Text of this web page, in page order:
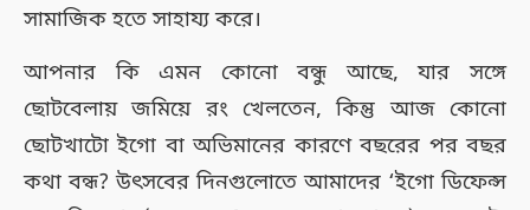
সামাজিক হতে সাহায্য করে।
আপনার কি এমন কোনো বন্ধু আছে, যার সঙ্গে
ছোটবেলায় জমিয়ে রং খেলতেন, কিন্তু আজ কোনো
ছোটখাটো ইগো বা অভিমানের কারণে বছরের পর বছর
কথা বন্ধ? উৎসবের দিনগুলোতে আমাদের ‘ইগো ডিফেন্স